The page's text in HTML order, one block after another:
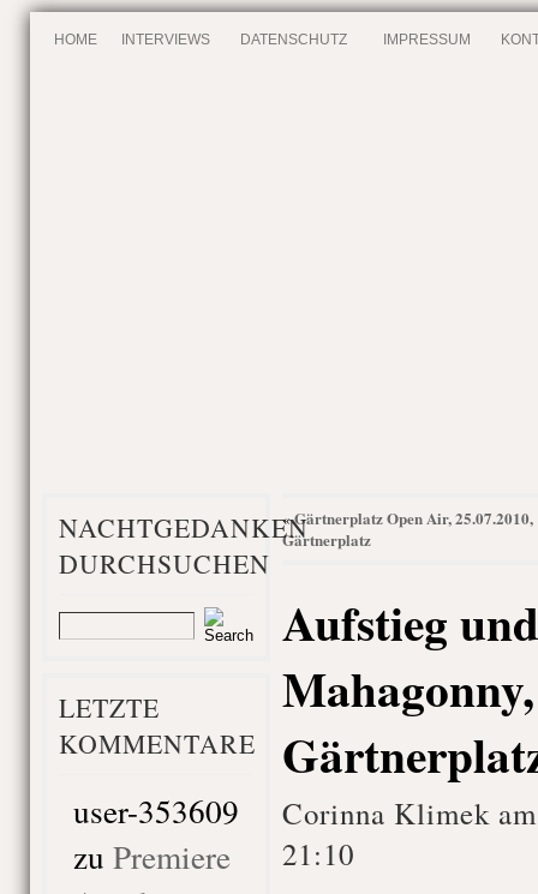
HOME INTERVIEWS DATENSCHUTZ IMPRESSUM
NACHTGEDANKEN
DURCHSUCHEN
LETZTE
KOMMENTARE
user-353609
zu Premiere
«Gärtnerplatz Open Air, 25.07.2010,
Gärtnerplatz
Aufstieg
Corinna Klimek
21:10